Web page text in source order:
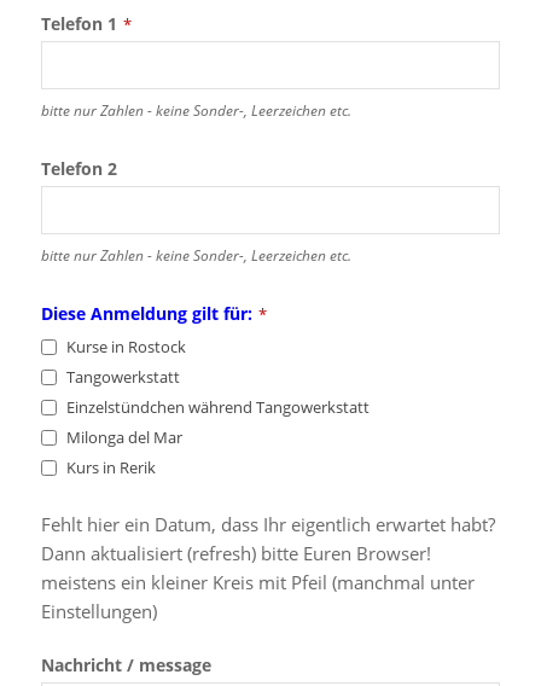
Telefon 1 *
bitte nur Zahlen - keine Sonder-, Leerzeichen etc.
Telefon 2
bitte nur Zahlen - keine Sonder-, Leerzeichen etc.
Diese Anmeldung gilt für: *
Kurse in Rostock
Tangowerkstatt
Einzelstündchen während Tangowerkstatt
Milonga del Mar
Kurs in Rerik
Fehlt hier ein Datum, dass Ihr eigentlich erwartet habt?
Dann aktualisiert (refresh) bitte Euren Browser!
meistens ein kleiner Kreis mit Pfeil (manchmal unter
Einstellungen)
Nachricht / message